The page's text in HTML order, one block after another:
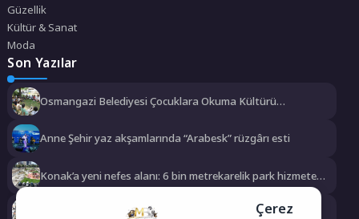
Güzellik
Kültür & Sanat
Moda
Son Yazılar
Osmangazi Belediyesi Çocuklara Okuma Kültürü
Anne Şehir yaz akşamlarında “Arabesk” rüzgârı esti
Konak’a yeni nefes alanı: 6 bin metrekarelik park hizmete
açılıyor
Osmangazi Belediyesi Pazarlardan Aylık 600 Ton Atık
Çerez